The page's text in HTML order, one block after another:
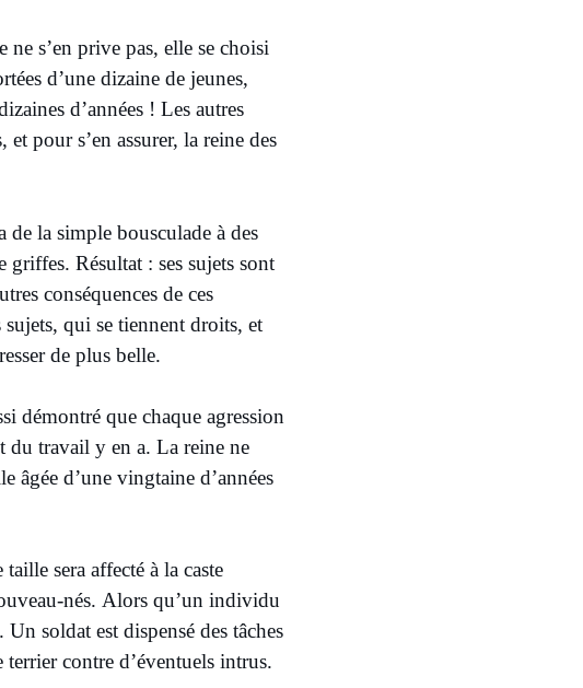
ne s’en prive pas, elle se choisi
d’une dizaine de jeunes,
d’années ! Les autres
pour s’en assurer, la reine des
la simple bousculade à des
griffes. Résultat : ses sujets sont
conséquences de ces
sujets, qui se tiennent droits, et
de plus belle.
démontré que chaque agression
du travail y en a. La reine ne
âgée d’une vingtaine d’années
sera affecté à la caste
nés. Alors qu’un individu
soldat est dispensé des tâches
contre d’éventuels intrus.